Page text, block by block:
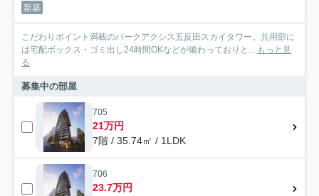
新築
こだわりポイント満載のパークアクシス五反田スカイタワー。共用部に
は宅配ボックス・ゴミ出し24時間OKなどが備わっておりと... もっと見
る
募集中の部屋
705
21万円
7階 / 35.74㎡ / 1LDK
706
23.7万円